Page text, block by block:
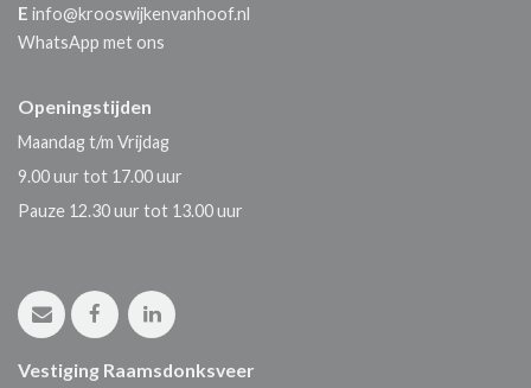
E info@krooswijkenvanhoof.nl
WhatsApp met ons
Openingstijden
Maandag t/m Vrijdag
9.00 uur tot 17.00 uur
Pauze 12.30 uur tot 13.00 uur
Vestiging Raamsdonksveer